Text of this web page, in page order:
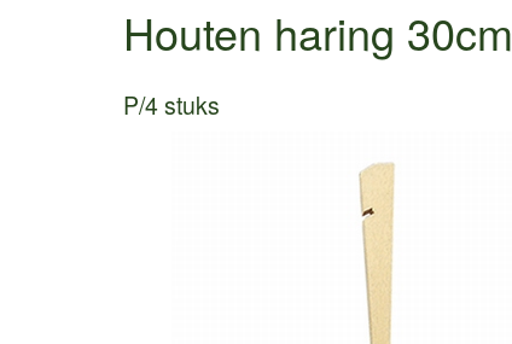
Houten haring 30cm
P/4 stuks